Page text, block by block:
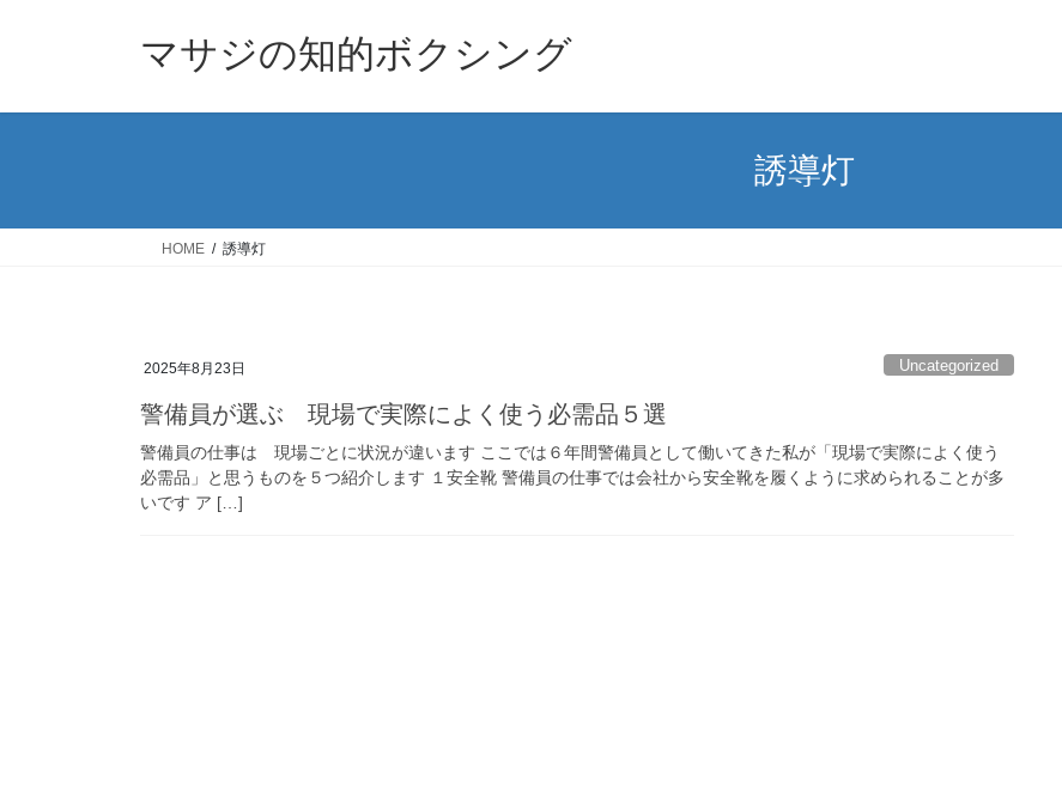
マサジの知的ボクシング
誘導灯
HOME 誘導灯
2025年8月23日 Uncategorized
警備員が選ぶ 現場で実際によく使う必需品５選
警備員の仕事は 現場ごとに状況が違います ここでは６年間警備員として働いてきた私が「現場で実際によく使う
必需品」と思うものを５つ紹介します １安全靴 警備員の仕事では会社から安全靴を履くように求められることが多
いです ア […]